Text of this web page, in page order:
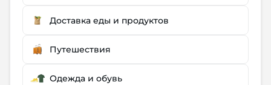
Доставка еды и продуктов
Путешествия
Одежда и обувь